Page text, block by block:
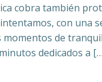
cobra también
con una
de
dedicados a